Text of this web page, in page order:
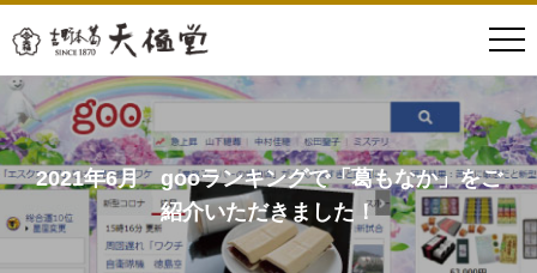
2021年6月 gooランキングで「葛もなか」をご
紹介いただきました！